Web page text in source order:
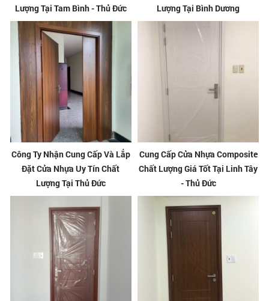
Lượng Tại Tam Bình - Thủ Đức
Lượng Tại Bình Dương
Công Ty Nhận Cung Cấp Và Lắp
Đặt Cửa Nhựa Uy Tín Chất
Lượng Tại Thủ Đức
Cung Cấp Cửa Nhựa Composite
Chất Lượng Giá Tốt Tại Linh Tây
- Thủ Đức